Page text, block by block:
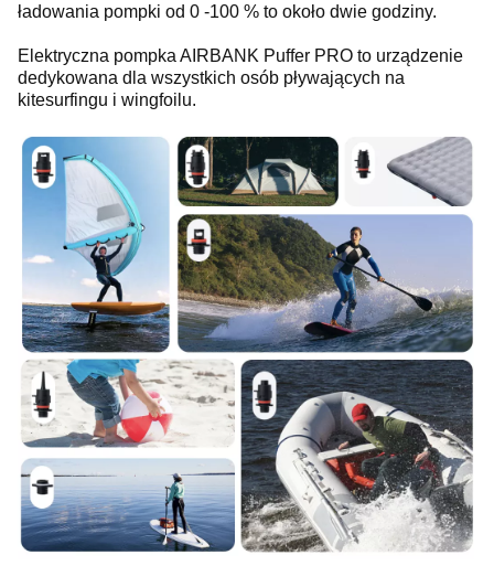
ładowania pompki od 0 -100 % to około dwie godziny.
Elektryczna pompka AIRBANK Puffer PRO to urządzenie
dedykowana dla wszystkich osób pływających na
kitesurfingu i wingfoilu.